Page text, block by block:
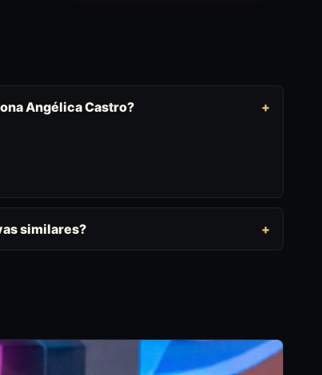
Angélica Castro?
similares?